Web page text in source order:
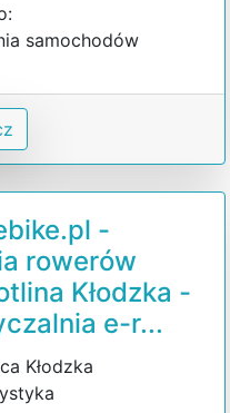
samochodów
-
rowerów
Kłodzka -
e-r...
Kłodzka